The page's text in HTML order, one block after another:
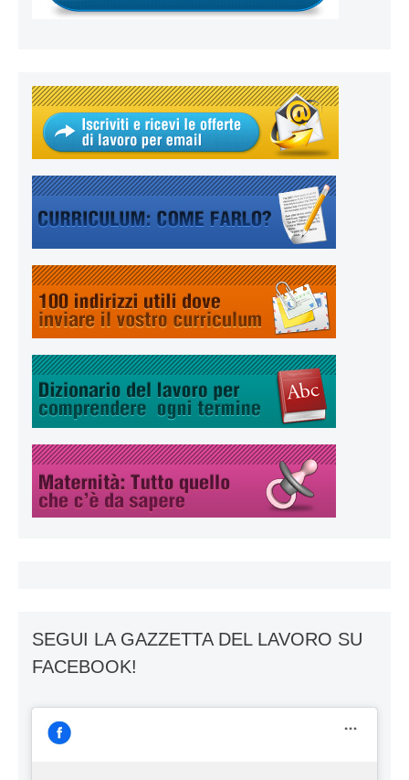
SEGUI LA GAZZETTA DEL LAVORO SU
FACEBOOK!